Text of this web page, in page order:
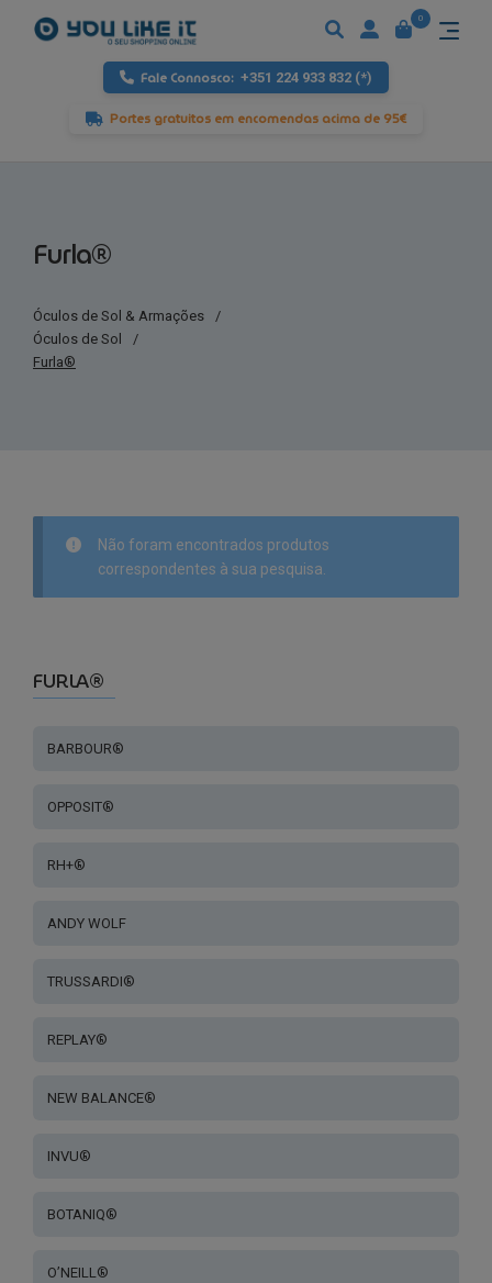
Fale Connosco: +351 224 933 832 (*)
Portes gratuitos em encomendas acima de 95€
0
Furla®
Óculos de Sol & Armações
/
Óculos de Sol
/
Furla®
Não foram encontrados produtos
correspondentes à sua pesquisa.
FURLA®
BARBOUR®
OPPOSIT®
RH+®
ANDY WOLF
TRUSSARDI®
REPLAY®
NEW BALANCE®
INVU®
BOTANIQ®
O’NEILL®